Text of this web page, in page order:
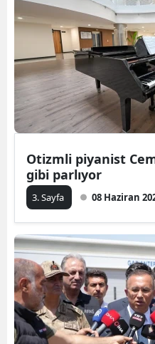
Otizmli piyanist
gibi parlıyor
3. Sayfa 08 Haziran